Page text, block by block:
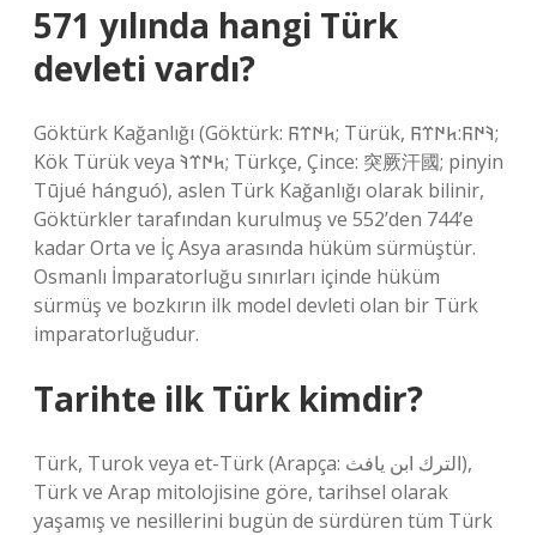
571 yılında hangi Türk
devleti vardı?
Göktürk Kağanlığı (Göktürk: 𐱅𐰇𐰼𐰜; Türük, 𐰚𐰇𐰜:𐱅𐰇𐰼𐰜;
Kök Türük veya 𐱅𐰇𐰼𐰚; Türkçe, Çince: 突厥汗國; pinyin
Tūjué hánguó), aslen Türk Kağanlığı olarak bilinir,
Göktürkler tarafından kurulmuş ve 552’den 744’e
kadar Orta ve İç Asya arasında hüküm sürmüştür.
Osmanlı İmparatorluğu sınırları içinde hüküm
sürmüş ve bozkırın ilk model devleti olan bir Türk
imparatorluğudur.
Tarihte ilk Türk kimdir?
Türk, Turok veya et-Türk (Arapça: الترك ابن يافث),
Türk ve Arap mitolojisine göre, tarihsel olarak
yaşamış ve nesillerini bugün de sürdüren tüm Türk